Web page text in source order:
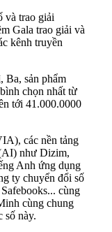
và trao giải
Gala trao giải và
kênh truyền
Ba, sản phẩm
chọn nhất từ
tới 41.000.0000
các nền tảng
như Dizim,
Anh ứng dụng
ty chuyển đổi số
cùng
cùng chung
số này.